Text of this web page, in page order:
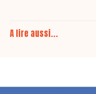
A lire aussi...